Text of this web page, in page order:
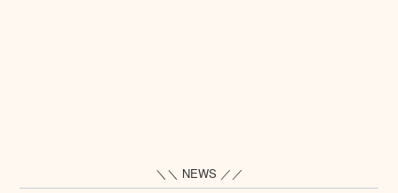
＼＼ NEWS ／／